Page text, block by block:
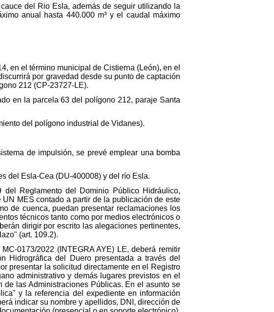
del Rio Esla, además de seguir utilizando la
anual hasta 440.000 m³ y el caudal máximo
en el término municipal de Cistierna (León), en el
por gravedad desde su punto de captación
212 (CP-23727-LE).
en la parcela 63 del polígono 212, paraje Santa
del polígono industrial de Vidanes).
de impulsión, se prevé emplear una bomba
del Esla-Cea (DU-400008) y del río Esla.
Reglamento del Dominio Público Hidráulico,
MES contado a partir de la publicación de este
de cuenca, puedan presentar reclamaciones los
técnicos tanto como por medios electrónicos o
dirigir por escrito las alegaciones pertinentes,
(art. 109.2).
0173/2022 (INTEGRA AYE) LE, deberá remitir
Hidrográfica del Duero presentada a través del
presentar la solicitud directamente en el Registro
administrativo y demás lugares previstos en el
de las Administraciones Públicas. En el asunto se
y la referencia del expediente en información
indicar su nombre y apellidos, DNI, dirección de